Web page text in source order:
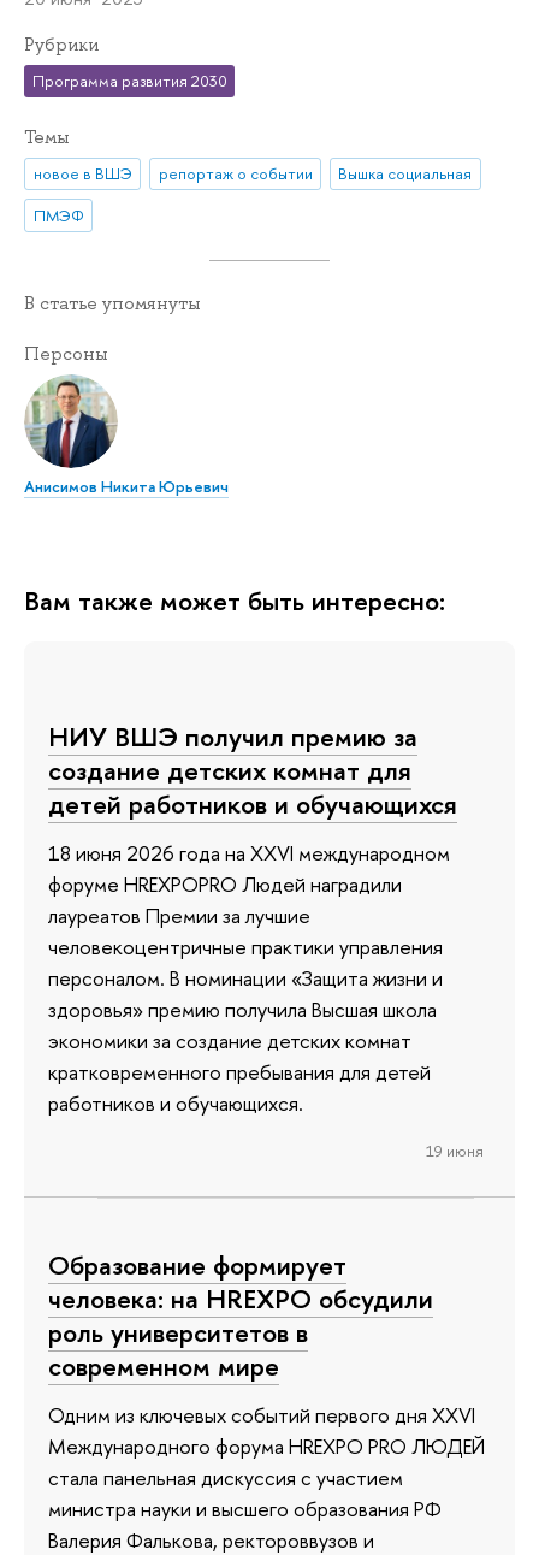
Рубрики
Программа развития 2030
Темы
новое в ВШЭ репортаж о событии
Вышка социальная
ПМЭФ
В статье упомянуты
Персоны
Анисимов Никита Юрьевич
Вам также может быть интересно:
НИУ ВШЭ получил премию за
создание детских комнат для
детей работников и обучающихся
18 июня 2026 года на XXVI международном
форуме HREХPOPRO Людей наградили
лауреатов Премии за лучшие
человекоцентричные практики управления
персоналом. В номинации «Защита жизни и
здоровья» премию получила Высшая школа
экономики за создание детских комнат
кратковременного пребывания для детей
работников и обучающихся.
19 июня
Образование формирует
человека: на HREXPO обсудили
роль университетов в
современном мире
Одним из ключевых событий первого дня XXVI
Международного форума HREXPO PRO ЛЮДЕЙ
стала панельная дискуссия с участием
министра науки и высшего образования РФ
Валерия Фалькова, ректороввузов и